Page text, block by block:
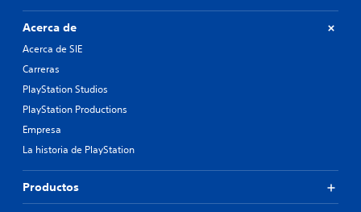
Acerca de
Acerca de SIE
Carreras
PlayStation Studios
PlayStation Productions
Empresa
La historia de PlayStation
Productos